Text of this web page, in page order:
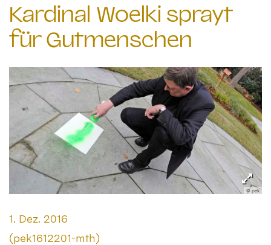
Kardinal Woelki sprayt
für Gutmenschen
© pek
Datum:
1. Dez. 2016
Von:
(pek1612201-mth)